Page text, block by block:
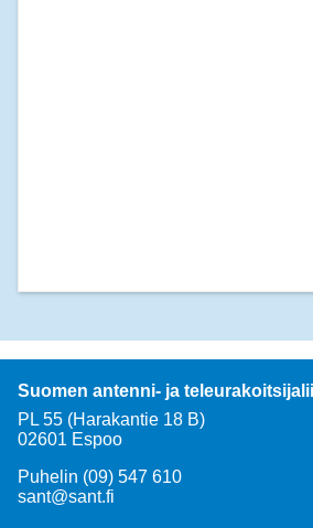
Suomen antenni- ja
PL 55 (Harakantie 18 B)
02601 Espoo
Puhelin (09) 547 610
sant@sant.fi